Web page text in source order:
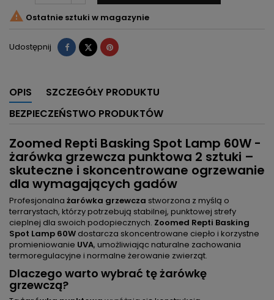
 Ostatnie sztuki w magazynie
Udostępnij Udostępnij
TweetujPinterest
OPIS
SZCZEGÓŁY PRODUKTU
BEZPIECZEŃSTWO PRODUKTÓW
Zoomed Repti Basking Spot Lamp 60W -
żarówka grzewcza punktowa 2 sztuki –
skuteczne i skoncentrowane ogrzewanie
dla wymagających gadów
Profesjonalna żarówka grzewcza stworzona z myślą o
terrarystach, którzy potrzebują stabilnej, punktowej strefy
cieplnej dla swoich podopiecznych. Zoomed Repti Basking
Spot Lamp 60W dostarcza skoncentrowane ciepło i korzystne
promieniowanie UVA, umożliwiając naturalne zachowania
termoregulacyjne i normalne żerowanie zwierząt.
Dlaczego warto wybrać tę żarówkę
grzewczą?